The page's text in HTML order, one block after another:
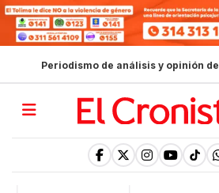
Periodismo de análisis y opinión